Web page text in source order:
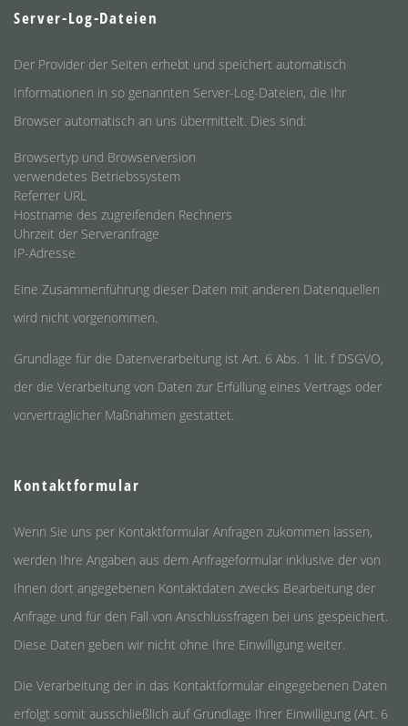
Server-Log-Dateien
Der Provider der Seiten erhebt und speichert automatisch
Informationen in so genannten Server-Log-Dateien, die Ihr
Browser automatisch an uns übermittelt. Dies sind:
Browsertyp und Browserversion
verwendetes Betriebssystem
Referrer URL
Hostname des zugreifenden Rechners
Uhrzeit der Serveranfrage
IP-Adresse
Eine Zusammenführung dieser Daten mit anderen Datenquellen
wird nicht vorgenommen.
Grundlage für die Datenverarbeitung ist Art. 6 Abs. 1 lit. f DSGVO,
der die Verarbeitung von Daten zur Erfüllung eines Vertrags oder
vorvertraglicher Maßnahmen gestattet.
Kontaktformular
Wenn Sie uns per Kontaktformular Anfragen zukommen lassen,
werden Ihre Angaben aus dem Anfrageformular inklusive der von
Ihnen dort angegebenen Kontaktdaten zwecks Bearbeitung der
Anfrage und für den Fall von Anschlussfragen bei uns gespeichert.
Diese Daten geben wir nicht ohne Ihre Einwilligung weiter.
Die Verarbeitung der in das Kontaktformular eingegebenen Daten
erfolgt somit ausschließlich auf Grundlage Ihrer Einwilligung (Art. 6